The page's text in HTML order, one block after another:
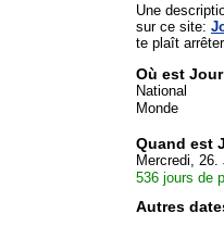
Une
sur ce site:
te plaît
Où est
National
Monde
Quand est
Mercredi, 26.
536 jours de
Autres